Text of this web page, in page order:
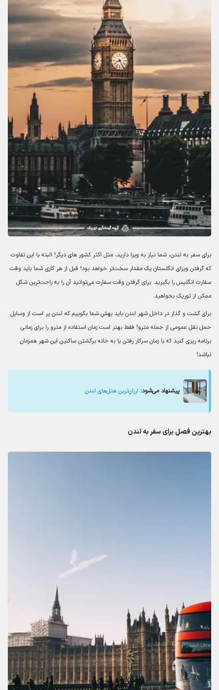
برای سفر به لندن، شما نیاز به ویزا دارید، مثل اکثر کشور های دیگر! البته با این تفاوت
که گرفتن ویزای انگلستان یک مقدار سخت‌تر خواهد بود! قبل از هر کاری شما باید وقت
سفارت انگلیس را بگیرید. برای گرفتن وقت سفارت می‌توانید آن را به راحت‌ترین شکل
ممکن از توریک بخواهید.
برای گشت و گذار در داخل شهر لندن باید بهش شما بگوییم که لندن پر است از وسایل
حمل نقل عمومی از جمله مترو! فقط بهتر است زمان استفاده از مترو را برای زمانی
برنامه ریزی کنید که با زمان سرکار رفتن یا به خانه برگشتن ساکنین این شهر همزمان
نباشد!
پیشنهاد می‌شود: ارزان‌ترین هتل‌های لندن
بهترین فصل برای سفر به لندن